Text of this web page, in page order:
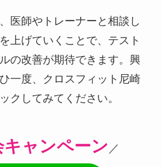
医師やトレーナーと相談し
上げていくことで、テスト
の改善が期待できます。興
一度、クロスフィット尼崎
クしてみてください。
キャンペーン ／